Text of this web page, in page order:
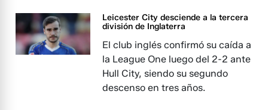
Leicester City desciende a la tercera
división de Inglaterra
El club inglés confirmó su caída a
la League One luego del 2-2 ante
Hull City, siendo su segundo
descenso en tres años.